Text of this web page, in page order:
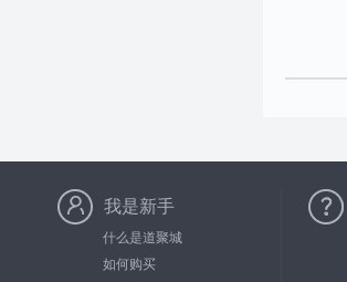
我是新手
什么是道聚城
如何购买